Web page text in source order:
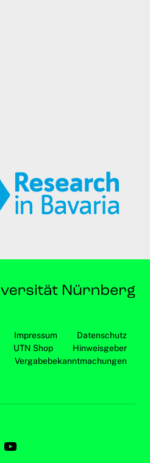
Impressum
Datenschutz
UTN Shop
Hinweisgeber
Vergabebekanntmachungen